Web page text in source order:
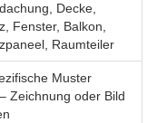
Decke,
Fenster, Balkon,
Raumteiler
Muster
Zeichnung oder Bild